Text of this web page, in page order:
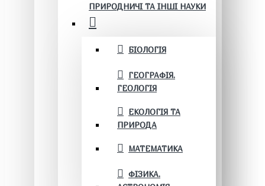
ПРИРОДНИЧІ ТА ІНШІ НАУКИ
БІОЛОГІЯ
ГЕОГРАФІЯ.
ГЕОЛОГІЯ
ЕКОЛОГІЯ ТА
ПРИРОДА
МАТЕМАТИКА
ФІЗИКА.